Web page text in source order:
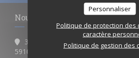
Personnaliser
Politique de protection des
caractère
Politique de gestion des
Nous contacter
31 Rue Lavoisier
59100 Roubaix
((ouvre une nouvelle